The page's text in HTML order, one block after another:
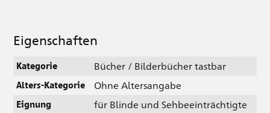
Eigenschaften
Kategorie Bücher / Bilderbücher tastbar
Alters-Kategorie Ohne Altersangabe
Eignung für Blinde und Sehbeeinträchtigte